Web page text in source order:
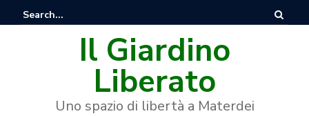
Il Giardino
Liberato
Uno spazio di libertà a Materdei